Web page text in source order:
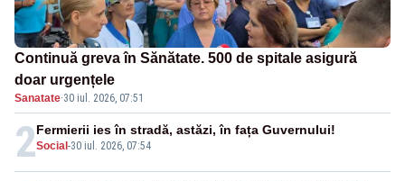
Continuă greva în Sănătate. 500 de spitale asigură
doar urgențele
Sanatate·30 iul. 2026, 07:51
2Social -30 iul. 2026, 07:54
Fermierii ies în stradă, astăzi, în fața Guvernului!